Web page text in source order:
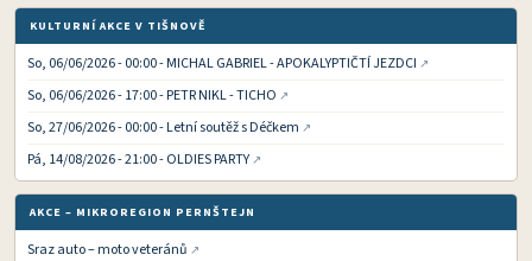
KULTURNÍ AKCE V TIŠNOVĚ
So, 06/06/2026 - 00:00 - MICHAL GABRIEL - APOKALYPTIČTÍ JEZDCI
So, 06/06/2026 - 17:00 - PETR NIKL - TICHO
So, 27/06/2026 - 00:00 - Letní soutěž s Déčkem
Pá, 14/08/2026 - 21:00 - OLDIES PARTY
AKCE – MIKROREGION PERNŠTEJN
Sraz auto – moto veteránů